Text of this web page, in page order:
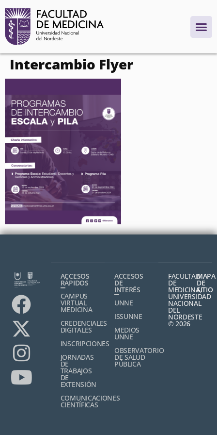
contenido
Intercambio Flyer
ACCESOS
RÁPIDOS
CAMPUS
VIRTUAL
MEDICINA
CREDENCIALES
DIGITALES
INSCRIPCIONES
JORNADAS
DE
TRABAJOS
DE
EXTENSIÓN
COMUNICACIONES
CIENTÍFICAS
ACCESOS
DE
INTERÉS
UNNE
ISSUNNE
MEDIOS
UNNE
OBSERVATORIO
DE SALUD
PÚBLICA
FACULTAD
DE
MEDICINA,
UNIVERSIDAD
NACIONAL
DEL
NORDESTE
© 2026
MAPA
DE
SITIO